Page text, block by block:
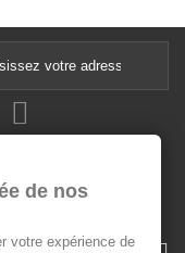
de nos
votre expérience de